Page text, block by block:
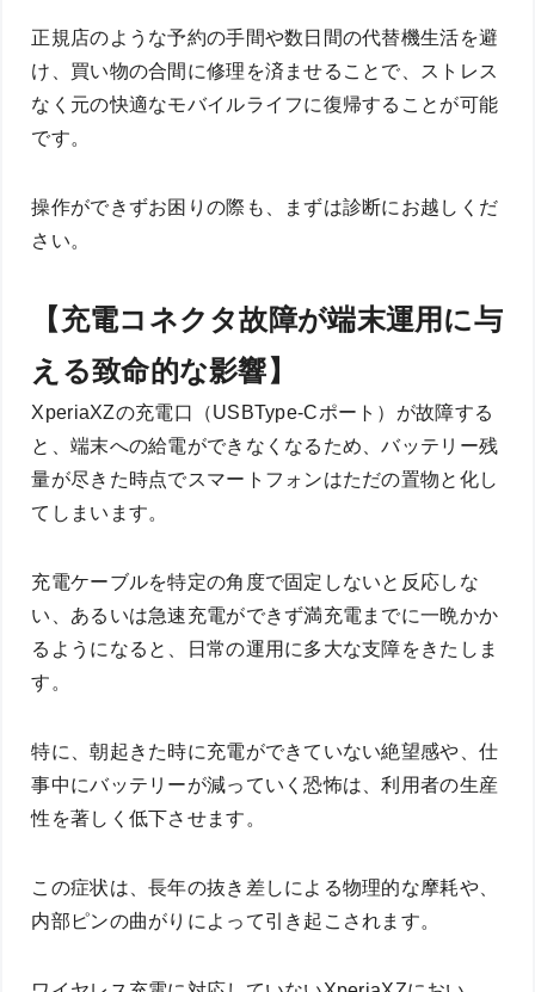
正規店のような予約の手間や数日間の代替機生活を避
け、買い物の合間に修理を済ませることで、ストレス
なく元の快適なモバイルライフに復帰することが可能
です。
操作ができずお困りの際も、まずは診断にお越しくだ
さい。
【充電コネクタ故障が端末運用に与
える致命的な影響】
XperiaXZの充電口（USBType-Cポート）が故障する
と、端末への給電ができなくなるため、バッテリー残
量が尽きた時点でスマートフォンはただの置物と化し
てしまいます。
充電ケーブルを特定の角度で固定しないと反応しな
い、あるいは急速充電ができず満充電までに一晩かか
るようになると、日常の運用に多大な支障をきたしま
す。
特に、朝起きた時に充電ができていない絶望感や、仕
事中にバッテリーが減っていく恐怖は、利用者の生産
性を著しく低下させます。
この症状は、長年の抜き差しによる物理的な摩耗や、
内部ピンの曲がりによって引き起こされます。